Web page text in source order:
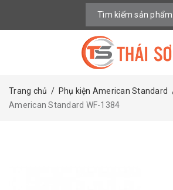
Trang chủ / Phụ kiện American Standard
American Standard WF-1384